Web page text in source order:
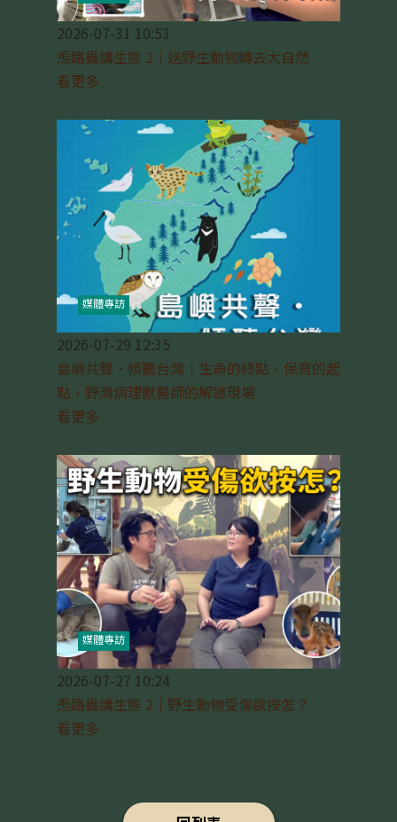
2026-07-31 10:53
𤆬路蟲講生態 2｜送野生動物轉去大自然
看更多
媒體專訪
2026-07-29 12:35
島嶼共聲‧傾聽台灣│生命的終點、保育的起
點，野灣病理獸醫師的解謎現場
看更多
媒體專訪
2026-07-27 10:24
𤆬路蟲講生態 2｜野生動物受傷欲按怎？
看更多